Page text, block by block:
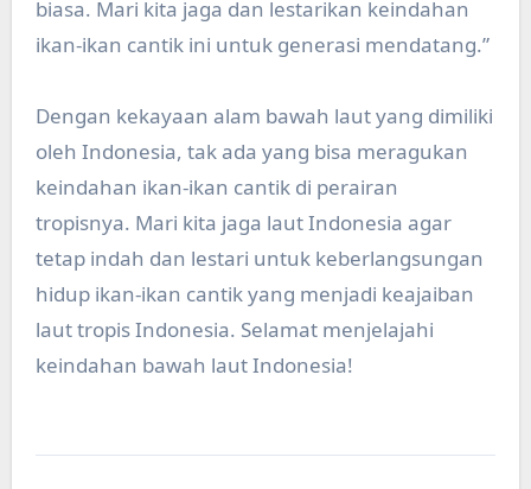
biasa. Mari kita jaga dan lestarikan keindahan
ikan-ikan cantik ini untuk generasi mendatang.”
Dengan kekayaan alam bawah laut yang dimiliki
oleh Indonesia, tak ada yang bisa meragukan
keindahan ikan-ikan cantik di perairan
tropisnya. Mari kita jaga laut Indonesia agar
tetap indah dan lestari untuk keberlangsungan
hidup ikan-ikan cantik yang menjadi keajaiban
laut tropis Indonesia. Selamat menjelajahi
keindahan bawah laut Indonesia!